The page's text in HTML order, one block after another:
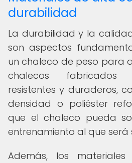
durabilidad
La durabilidad y la
son aspectos
un chaleco de peso para
chalecos fabricados
resistentes y duraderos,
densidad o poliéster
que el chaleco pueda
entrenamiento al que será
Además, los